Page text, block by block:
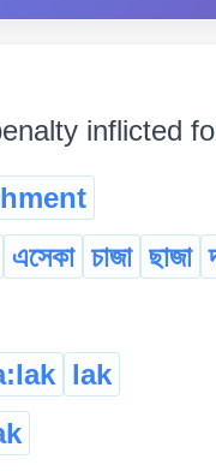
inflicted for
এসেকা চাজা ছাজা
lak